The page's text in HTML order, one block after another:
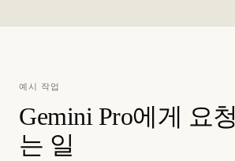
예시 작업
Gemini Pro에게 요
는 일